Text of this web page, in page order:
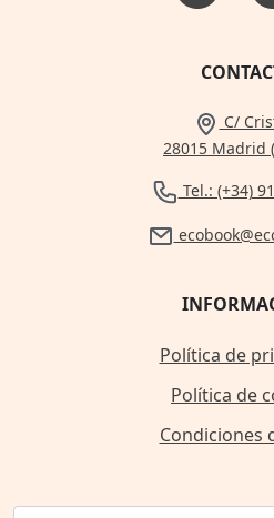
C/
28015 Madrid
Tel.: (+34)
Política de
Política de
Condiciones